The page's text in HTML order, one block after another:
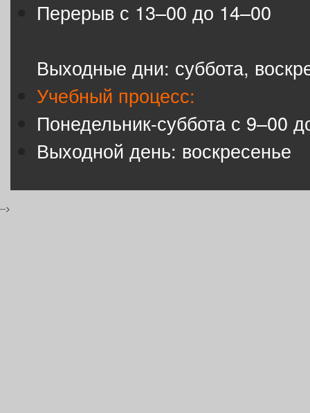
Перерыв с 13–00 до 14–00
Выходные дни: суббота,
Учебный процесс:
Понедельник-суббота с 9–00
Выходной день: воскресенье
-->